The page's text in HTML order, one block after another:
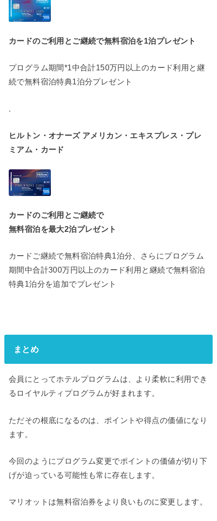
カードのご利用とご継続で無料宿泊を1泊プレゼント
プログラム期間*1中合計150万円以上のカード利用と継
続で無料宿泊特典1泊分プレゼント
ヒルトン・オナーズ アメリカン・エキスプレス・プレ
ミアム・カード
カードのご利用とご継続で
無料宿泊を最大2泊プレゼント
カードご継続で無料宿泊特典1泊分、さらにプログラム
期間中合計300万円以上のカード利用と継続で無料宿泊
特典1泊分を追加でプレゼント
まとめ
会員にとってホテルプログラムは、より柔軟に利用でき
るロイヤルティプログラムが好まれます。
ただその根底になるのは、ポイントや得点の価値になり
ます。
今回のようにプログラム変更でポイントの価値が切り下
げが迫っている可能性も常に存在します。
マリオットは無料宿泊券をより良いものに変更します。